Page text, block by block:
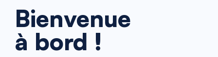
Bienvenue
à bord !